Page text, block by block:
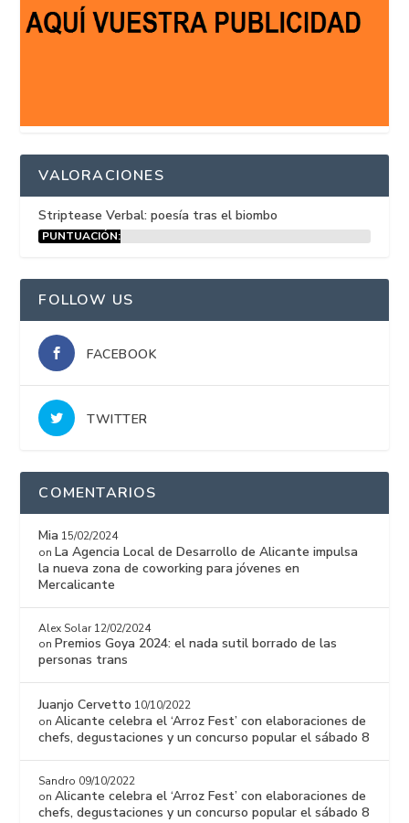
VALORACIONES
Striptease Verbal: poesía tras el biombo
PUNTUACIÓN:
FOLLOW US
FACEBOOK
TWITTER
COMENTARIOS
Mia 15/02/2024
on La Agencia Local de Desarrollo de Alicante impulsa
la nueva zona de coworking para jóvenes en
Mercalicante
Alex Solar 12/02/2024
on Premios Goya 2024: el nada sutil borrado de las
personas trans
Juanjo Cervetto 10/10/2022
onAlicante celebra el ‘Arroz Fest’ con elaboraciones de
chefs, degustaciones y un concurso popular el sábado 8
Sandro 09/10/2022
onAlicante celebra el ‘Arroz Fest’ con elaboraciones de
chefs, degustaciones y un concurso popular el sábado 8